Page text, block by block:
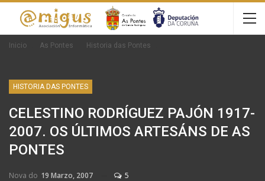
Inicio As Pontes Historia das Pontes
HISTORIA DAS PONTES
CELESTINO RODRÍGUEZ PAJÓN 1917-
2007. OS ÚLTIMOS ARTESÁNS DE AS
PONTES
Nova do 19 Marzo, 2007 5